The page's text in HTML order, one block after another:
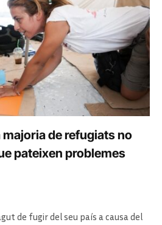
majoria de refugiats no
pateixen problemes
de fugir del seu país a causa del